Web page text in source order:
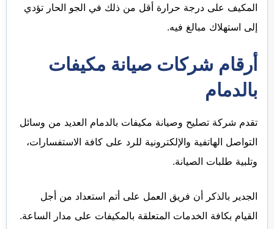
المكيف على درجة حرارة أقل من ذلك في الجو الحار تؤدي
إلى استهلاك مبالغ فيه.
أرقام شركات صيانة مكيفات
بالدمام
تقدم شركة تصليح وصيانة مكيفات بالدمام العديد من وسائل
التواصل الهاتفية والإلكترونية للرد على كافة الاستفسارات،
وتلبية طلبات الصيانة.
الجدير بالذكر أن فريق العمل على أتم استعداد من أجل
القيام بكافة الخدمات المتعلقة بالمكيفات على مدار الساعة.